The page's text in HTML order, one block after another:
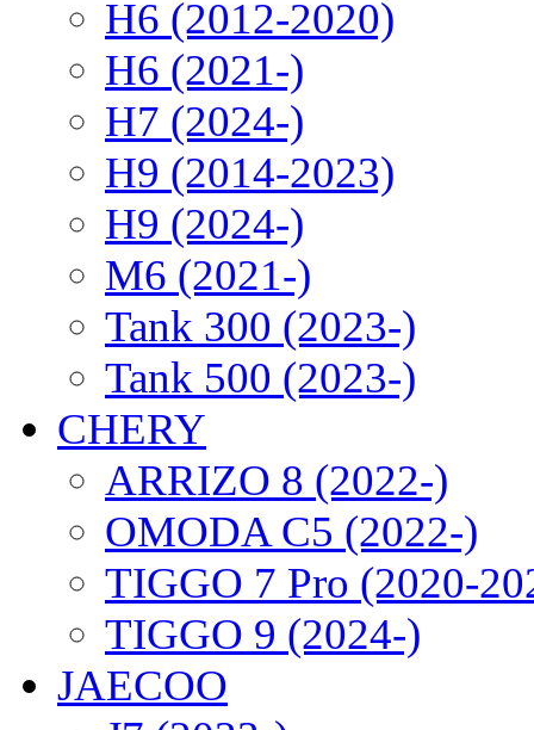
H6 (2012-2020)
H6 (2021-)
H7 (2024-)
H9 (2014-2023)
H9 (2024-)
M6 (2021-)
Tank 300 (2023-)
Tank 500 (2023-)
CHERY
ARRIZO 8 (2022-)
OMODA C5 (2022-)
TIGGO 7 Pro (2020-
TIGGO 9 (2024-)
JAECOO